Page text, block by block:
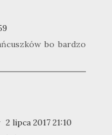
bo bardzo
2 lipca 2017 21:10